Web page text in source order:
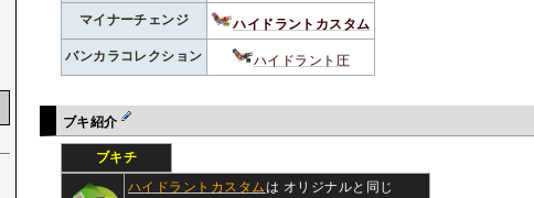
マイナーチェンジ ハイドラントカスタム
バンカラコレクション ハイドラント圧
ブキ紹介
ブキチ
ハイドラントカスタムは オリジナルと同じ